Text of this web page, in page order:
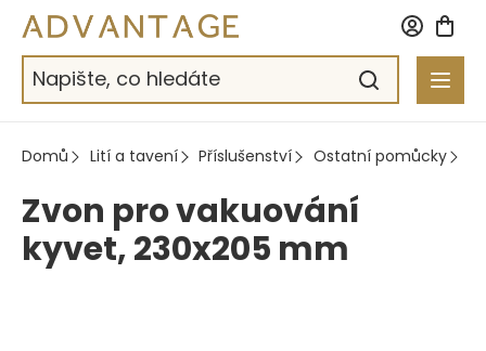
Přejít
obsah
Domů Lití a tavení Příslušenství Ostatní pomůcky
Zvon pro vakuování
kyvet, 230x205 mm